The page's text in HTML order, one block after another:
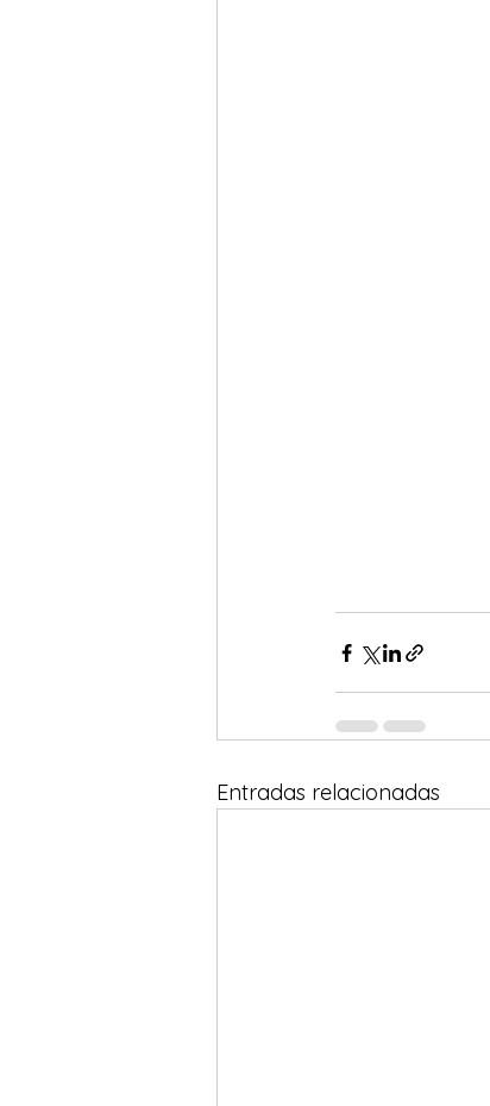
Entradas relacionadas